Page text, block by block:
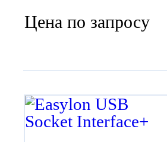
Цена по запросу